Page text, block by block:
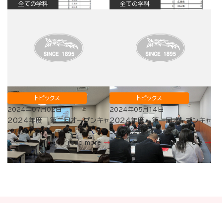
全ての学科
トピックス
2024年07月02日
2024年度 第二回オープンキャ
ンパス
read more
全ての学科
トピックス
2024年05月14日
2024年度 第一回オープンキャ
ンパス（2024.4.27）
read more